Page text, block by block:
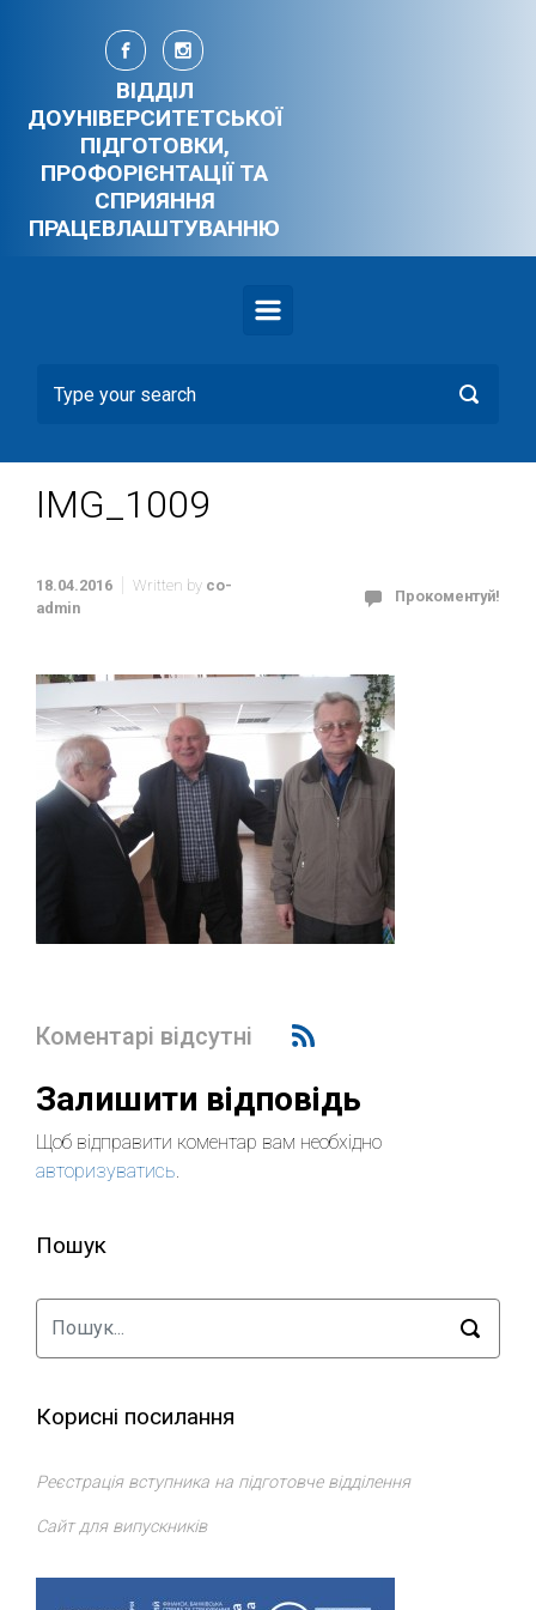
Skip to main content
ВІДДІЛ
ДОУНІВЕРСИТЕТСЬКОЇ
ПІДГОТОВКИ,
ПРОФОРІЄНТАЦІЇ ТА
СПРИЯННЯ
ПРАЦЕВЛАШТУВАННЮ
IMG_1009
18.04.2016 Written by co-
admin
Прокоментуй!
Коментарі відсутні
Залишити відповідь
Щоб відправити коментар вам необхідно
авторизуватись.
Пошук
Корисні посилання
Реєстрація вступника на підготовче відділення
Сайт для випускників